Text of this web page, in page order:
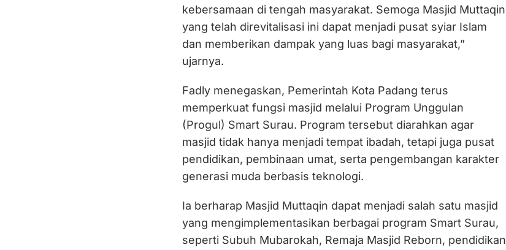
kebersamaan di tengah masyarakat. Semoga Masjid Muttaqin
yang telah direvitalisasi ini dapat menjadi pusat syiar Islam
dan memberikan dampak yang luas bagi masyarakat,”
ujarnya.
Fadly menegaskan, Pemerintah Kota Padang terus
memperkuat fungsi masjid melalui Program Unggulan
(Progul) Smart Surau. Program tersebut diarahkan agar
masjid tidak hanya menjadi tempat ibadah, tetapi juga pusat
pendidikan, pembinaan umat, serta pengembangan karakter
generasi muda berbasis teknologi.
Ia berharap Masjid Muttaqin dapat menjadi salah satu masjid
yang mengimplementasikan berbagai program Smart Surau,
seperti Subuh Mubarokah, Remaja Masjid Reborn, pendidikan